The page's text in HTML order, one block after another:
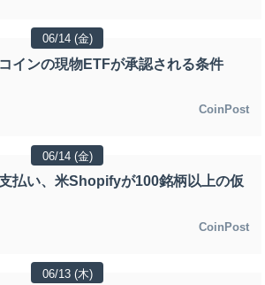
06/14 (金)
インの現物ETFが承認される条件
CoinPost
06/14 (金)
払い、米Shopifyが100銘柄以上の仮
CoinPost
06/13 (木)